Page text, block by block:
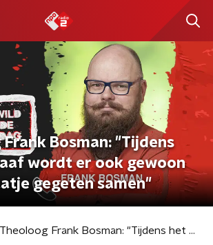
Bosman: "Tijdens
wordt er ook gewoon
gegeten samen"
Theoloog Frank Bosman: "Tijdens het conclaaf wordt er ook gewoon een pizzaatje gegeten samen"